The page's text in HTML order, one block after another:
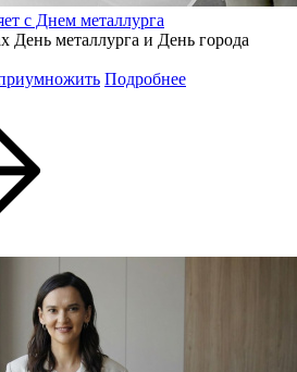
с Днем металлурга
День металлурга и День города
Подробнее